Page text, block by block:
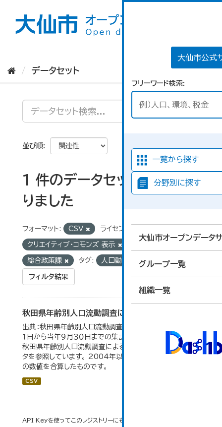
大仙市公式
フリーワード検索
一覧から探す
分野別に探す
大仙市オープンデータ
グループ一覧
組織一覧
データセット
並び順
1 件のデータセットが見つか
りました
フォーマット: CSV ライセンス:
クリエイティブ・コモンズ 表示
総合政策課 タグ: 人口動態
フィルタ結果
秋田県年齢別人口流動調査による人口動態の推移
出典：秋田県年齢別人口流動調査。 各年ともに、前年１０月
１日から当年９月３０日までの集計。 大仙市の統計「2-10
秋田県年齢別人口流動調査による人口動態の推移」のデー
タを参照しています。 2004年以前の数値は合併前市町村
の数値を合算したものです。
CSV
API Keyを使ってこのレジストリーにもアクセス可能です